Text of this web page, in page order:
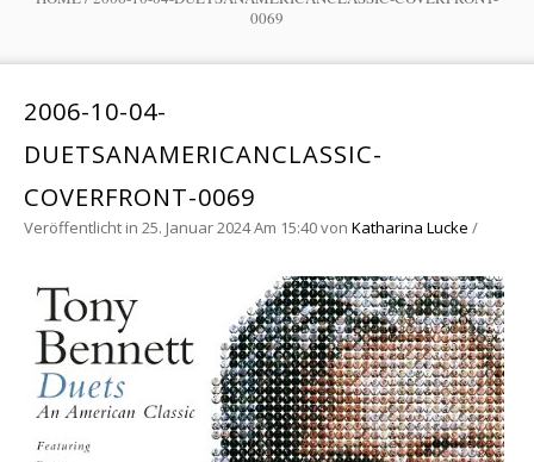
0069
2006-10-04-
DUETSANAMERICANCLASSIC-
COVERFRONT-0069
Veröffentlicht in 25. Januar 2024 Am 15:40von Katharina Lucke /